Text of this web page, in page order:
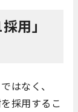
用」
はなく、
採用するこ